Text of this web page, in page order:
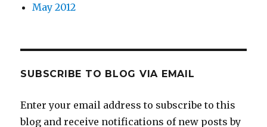
May 2012
SUBSCRIBE TO BLOG VIA EMAIL
Enter your email address to subscribe to this
blog and receive notifications of new posts by